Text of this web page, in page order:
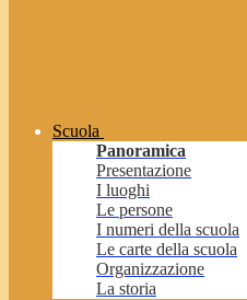
Scuola
Panoramica
Presentazione
I luoghi
Le persone
I numeri della scuola
Le carte della scuola
Organizzazione
La storia